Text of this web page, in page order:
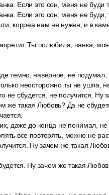
Если это сон, меня не буди
Если это сон, меня не буди,
корреа нам не нужен, и в
Ты полюбила, панка, моя
темно, наверное, не подумал,
неосторожно ты не ушла,
не сбудется, не получится. Ну
же такая Любовь? Да не
даже до конца не понимал,
все повторять, можно не
Ну зачем же такая
Ну зачем же такая